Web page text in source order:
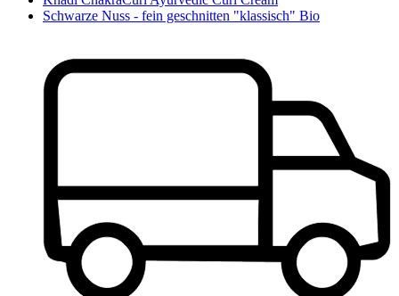
Schwarze Nuss - fein geschnitten "klassisch" Bio